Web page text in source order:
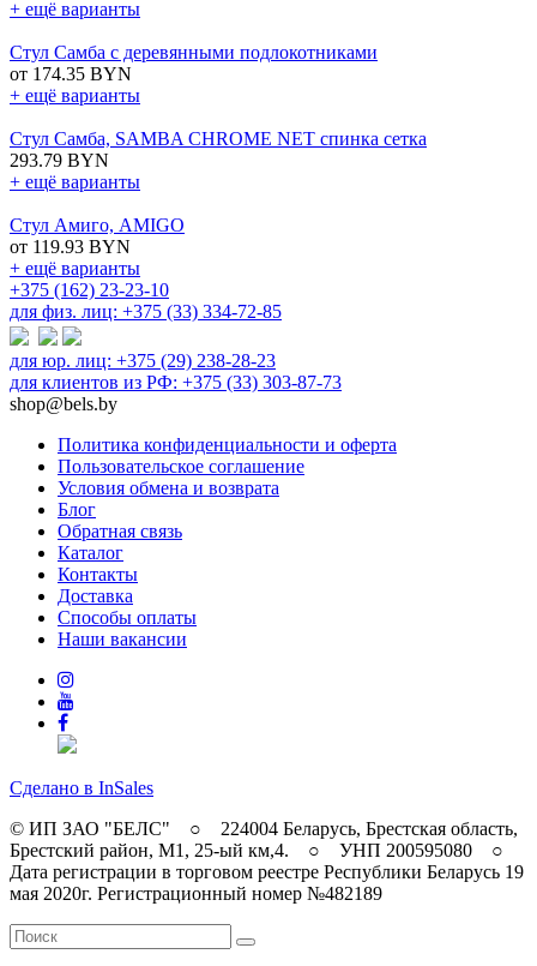
+ ещё варианты
Стул Самба с деревянными подлокотниками
от 174.35 BYN
+ ещё варианты
Стул Самба, SAMBA CHROME NET спинка сетка
293.79 BYN
+ ещё варианты
Стул Амиго, AMIGO
от 119.93 BYN
+ ещё варианты
+375 (162) 23-23-10
для физ. лиц: +375 (33) 334-72-85
для юр. лиц: +375 (29) 238-28-23
для клиентов из РФ: +375 (33) 303-87-73
shop@bels.by
Политика конфиденциальности и оферта
Пользовательское соглашение
Условия обмена и возврата
Блог
Обратная связь
Каталог
Контакты
Доставка
Способы оплаты
Наши вакансии
Сделано в InSales
© ИП ЗАО "БЕЛС" ○ 224004 Беларусь, Брестская область,
Брестский район, M1, 25-ый км,4. ○ УНП 200595080 ○
Дата регистрации в торговом реестре Республики Беларусь 19
мая 2020г. Регистрационный номер №482189